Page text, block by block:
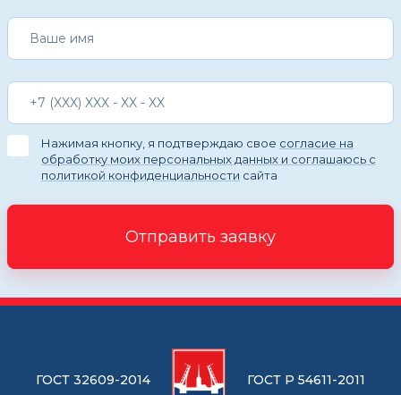
Нажимая кнопку, я подтверждаю свое согласие на
обработку моих персональных данных и соглашаюсь с
политикой конфиденциальности сайта
Отправить заявку
ГОСТ 32609-2014 ГОСТ Р 54611-2011